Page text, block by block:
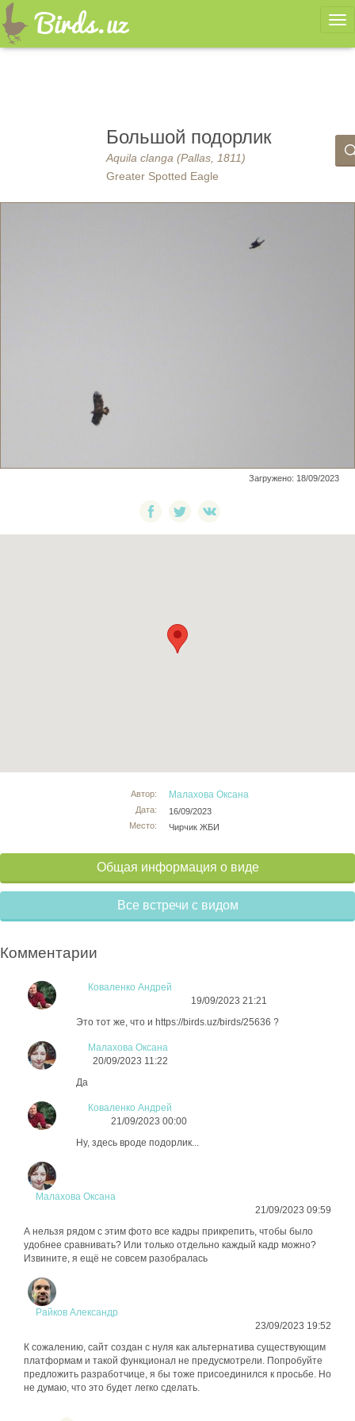
Большой подорлик
Aquila clanga (Pallas, 1811)
Greater Spotted Eagle
Загружено: 18/09/2023
Автор:
Дата:
Место:
Малахова Оксана
16/09/2023
Чирчик ЖБИ
Общая информация о виде
Все встречи с видом
Комментарии
Коваленко Андрей
19/09/2023 21:21
Это тот же, что и https://birds.uz/birds/25636 ?
Малахова Оксана
20/09/2023 11:22
Да
Коваленко Андрей
21/09/2023 00:00
Ну, здесь вроде подорлик...
Малахова Оксана
21/09/2023 09:59
А нельзя рядом с этим фото все кадры прикрепить, чтобы было
удобнее сравнивать? Или только отдельно каждый кадр можно?
Извините, я ещё не совсем разобралась
Райков Александр
23/09/2023 19:52
К сожалению, сайт создан с нуля как альтернатива существующим
платформам и такой функционал не предусмотрели. Попробуйте
предложить разработчице, я бы тоже присоединился к просьбе. Но
не думаю, что это будет легко сделать.